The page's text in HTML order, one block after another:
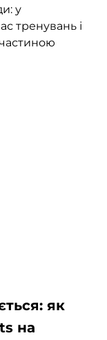
у
тренувань і
як
на